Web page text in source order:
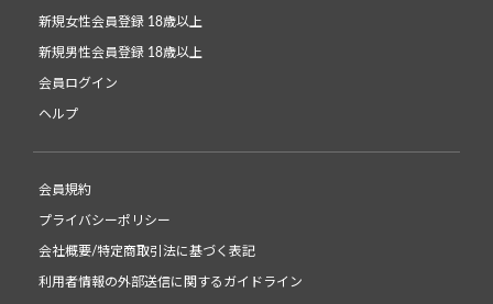
新規女性会員登録 18歳以上
新規男性会員登録 18歳以上
会員ログイン
ヘルプ
会員規約
プライバシーポリシー
会社概要/特定商取引法に基づく表記
利用者情報の外部送信に関するガイドライン